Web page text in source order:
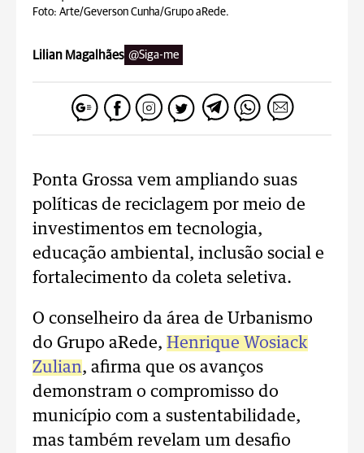
Foto: Arte/Geverson Cunha/Grupo aRede.
Lilian Magalhães @Siga-me
Ponta Grossa vem ampliando suas
políticas de reciclagem por meio de
investimentos em tecnologia,
educação ambiental, inclusão social e
fortalecimento da coleta seletiva.
O conselheiro da área de Urbanismo
do Grupo aRede, Henrique Wosiack
Zulian, afirma que os avanços
demonstram o compromisso do
município com a sustentabilidade,
mas também revelam um desafio